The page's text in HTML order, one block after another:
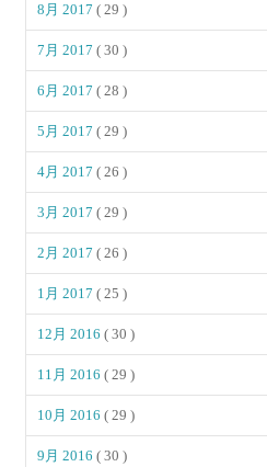
8月 2017( 29 )
7月 2017( 30 )
6月 2017( 28 )
5月 2017( 29 )
4月 2017( 26 )
3月 2017( 29 )
2月 2017( 26 )
1月 2017( 25 )
12月 2016( 30 )
11月 2016( 29 )
10月 2016( 29 )
9月 2016( 30 )